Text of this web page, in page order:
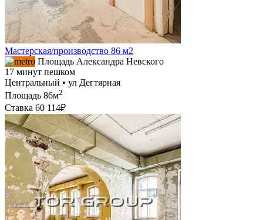
Мастерская/производство 86 м2
Площадь Александра Невского
17 минут пешком
Центральный • ул Дегтярная
Площадь 86м2
Ставка 60 114₽